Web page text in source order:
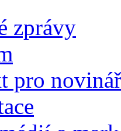
zprávy
pro